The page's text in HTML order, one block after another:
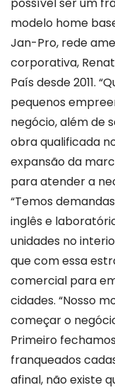
modelo home
Jan-Pro, rede
corporativa,
País desde 2011.
pequenos
negócio, além de
obra qualificada
expansão da
para atender a
“Temos
inglês e
unidades no
que com essa
comercial para
cidades. “Nosso
começar o
Primeiro
franqueados
afinal, não existe